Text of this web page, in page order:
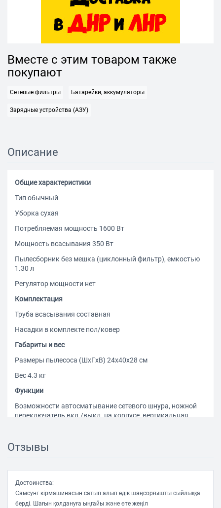
Вместе с этим товаром также
покупают
Сетевые фильтры Батарейки, аккумуляторы
Зарядные устройства (АЗУ)
Описание
Общие характеристики
Тип обычный
Уборка сухая
Потребляемая мощность 1600 Вт
Мощность всасывания 350 Вт
Пылесборник без мешка (циклонный фильтр), емкостью
1.30 л
Регулятор мощности нет
Комплектация
Труба всасывания составная
Насадки в комплекте пол/ковер
Габариты и вес
Размеры пылесоса (ШxГxВ) 24x40x28 cм
Вес 4.3 кг
Функции
Возможности автосматывание сетевого шнура, ножной
переключатель вкл./выкл. на корпусе, вертикальная
Отзывы
Достоинства:
Самсунг кірмашинасын сатып алып едік шаңсорғышты сыйлыққа
берді. Шағын қолдануға ыңғайы және өте жеңіл